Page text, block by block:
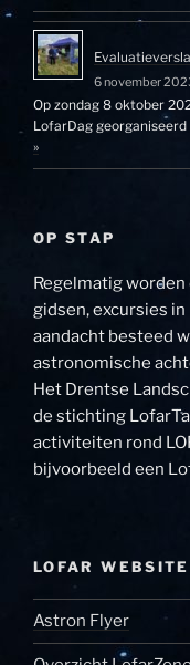
6 november
Op zondag 8 oktober
LofarDag
»
OP STAP
Regelmatig
gidsen, excursies
aandacht besteed
astronomische
Het Drentse
de stichting
activiteiten rond
bijvoorbeeld een
LOFAR
Astron Flyer